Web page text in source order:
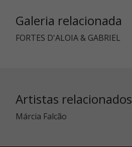
Galeria relacionada
FORTES D'ALOIA & GABRIEL
Artistas relacionados
Márcia Falcão